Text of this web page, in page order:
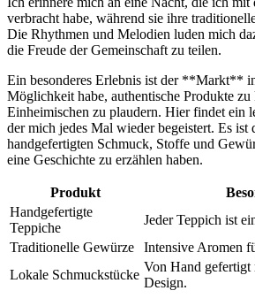
verbracht habe,⁢ während sie ihre
Die Rhythmen ⁢und Melodien⁢ luden mich
die ⁣Freude ⁤der Gemeinschaft zu teilen.
Ein besonderes Erlebnis ist‌ der **Markt**
⁢Möglichkeit habe, authentische Produkte
⁤Einheimischen zu⁣ plaudern. Hier ‌findet ein⁣
der mich jedes​ Mal wieder begeistert. ‌Es ist
⁢handgefertigten Schmuck, Stoffe und
eine Geschichte​ zu erzählen haben.
Produkt
Handgefertigte
Teppiche
Jeder Teppich ist
Traditionelle Gewürze
Intensive Aromen
Lokale‌ Schmuckstücke
Von Hand gefertigt
Design.